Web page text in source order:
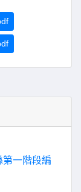
一階段編